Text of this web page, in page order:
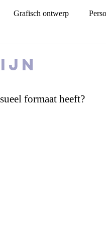
Grafisch ontwerp
formaat heeft?